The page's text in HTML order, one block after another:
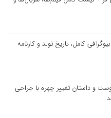
کامل، تاریخ تولد و کارنامه
و داستان تغییر چهره با جراحی